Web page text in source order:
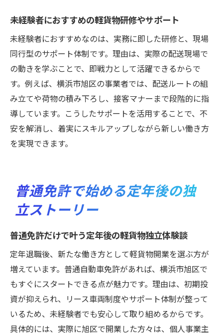
未経験者におすすめの軽貨物研修やサポート
未経験者におすすめなのは、実務に即した研修と、現場
同行型のサポート体制です。理由は、実際の配送現場で
の動きを学ぶことで、即戦力として活躍できるからで
す。例えば、横浜市旭区の事業者では、配送ルートの組
み立てや荷物の積み下ろし、接客マナーまで段階的に指
導しています。こうしたサポートを活用することで、不
安を解消し、着実にスキルアップしながら新しい働き方
を実現できます。
普通免許で始める定年後の独
立ストーリー
普通免許だけで叶う定年後の軽貨物独立体験談
定年退職後、新たな働き方として軽貨物開業を選ぶ方が
増えています。普通自動車免許があれば、横浜市旭区で
もすぐにスタートできる点が魅力です。理由は、初期投
資が抑えられ、リース車両制度やサポート体制が整って
いるため、未経験者でも安心して取り組めるからです。
具体的には、実際に旭区で開業した方々は、個人事業主